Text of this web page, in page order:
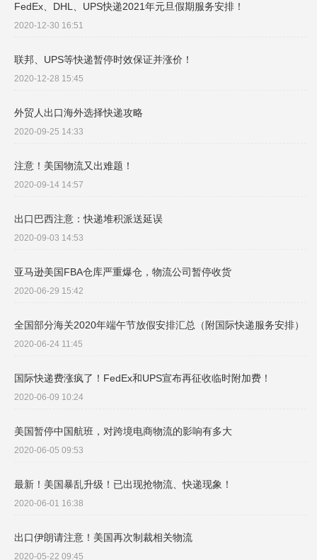
FedEx、DHL、UPS快递2021年元旦假期服务安排！
2020-12-30 16:51
联邦、UPS等快递暂停时效保证并涨价！
2020-12-28 15:45
外贸人出口海外选择快递攻略
2020-09-25 14:33
注意！美国物流又出难题！​
2020-09-14 14:57
出口巴西注意：快递堆积派送延误
2020-09-03 14:53
亚马逊美国FBA仓库严重爆仓，物流公司暂停收货
2020-06-29 15:42
全国部分海关2020年端午节放假安排汇总（附国际快递服务安排）
2020-06-24 11:45
国际快递费涨疯了！FedEx和UPS宣布再征收临时附加费！
2020-06-09 10:24
美国暂停中国航班，对跨境电商物流的影响有多大
2020-06-05 09:53
最新！美国暴乱升级！已出现抢物流、快递现象！
2020-06-01 16:38
出口伊朗请注意！美国再次制裁相关物流
2020-05-22 09:45